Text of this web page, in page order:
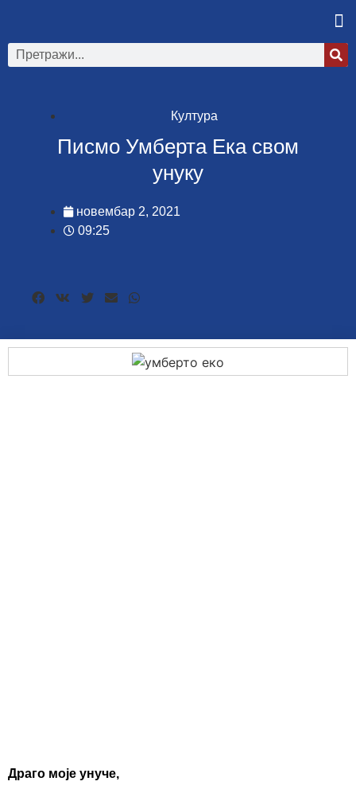
Култура
Писмо Умберта Ека свом
унуку
новембар 2, 2021
09:25
Драго моје унуче,